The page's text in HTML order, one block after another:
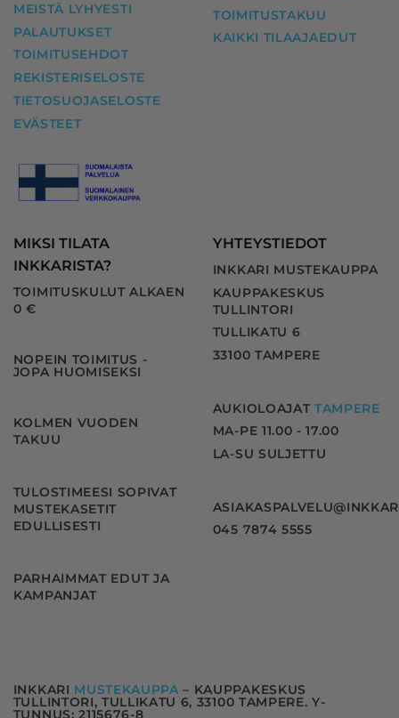
MEISTÄ LYHYESTI
PALAUTUKSET
TOIMITUSEHDOT
REKISTERISELOSTE
TIETOSUOJASELOSTE
EVÄSTEET
TOIMITUSTAKUU
KAIKKI TILAAJAEDUT
MIKSI TILATA
INKKARISTA?
TOIMITUSKULUT ALKAEN
0 €
NOPEIN TOIMITUS -
JOPA HUOMISEKSI
KOLMEN VUODEN
TAKUU
TULOSTIMEESI SOPIVAT
MUSTEKASETIT
EDULLISESTI
PARHAIMMAT EDUT JA
KAMPANJAT
YHTEYSTIEDOT
INKKARI MUSTEKAUPPA
KAUPPAKESKUS
TULLINTORI
TULLIKATU 6
33100 TAMPERE
AUKIOLOAJAT TAMPERE
MA-PE 11.00 - 17.00
LA-SU SULJETTU
045 7874 5555
INKKARI MUSTEKAUPPA – KAUPPAKESKUS
TULLINTORI, TULLIKATU 6, 33100 TAMPERE. Y-
TUNNUS: 2115676-8